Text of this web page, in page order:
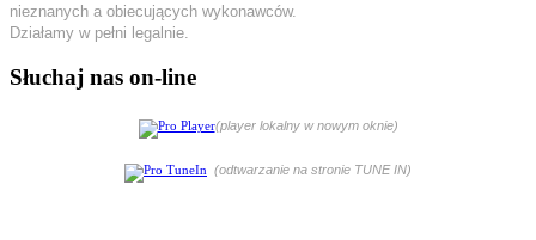
nieznanych a obiecujących wykonawców.
Działamy w pełni legalnie.
Słuchaj nas on-line
(player lokalny w nowym oknie)
(odtwarzanie na stronie TUNE IN)